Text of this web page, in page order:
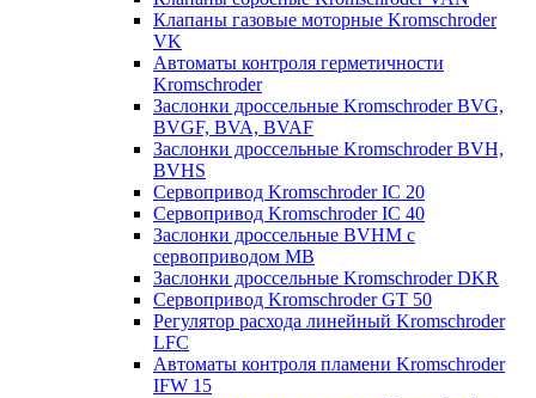
Клапаны газовые моторные Kromschroder
VK
Автоматы контроля герметичности
Kromschroder
Заслонки дроссельные Kromschroder BVG,
BVGF, BVA, BVAF
Заслонки дроссельные Kromschroder BVH,
BVHS
Сервопривод Kromschroder IC 20
Сервопривод Kromschroder IC 40
Заслонки дроссельные BVHM с
сервоприводом МВ
Заслонки дроссельные Kromschroder DKR
Cервопривод Kromschroder GT 50
Регулятор расхода линейный Kromschroder
LFC
Автоматы контроля пламени Kromschroder
IFW 15